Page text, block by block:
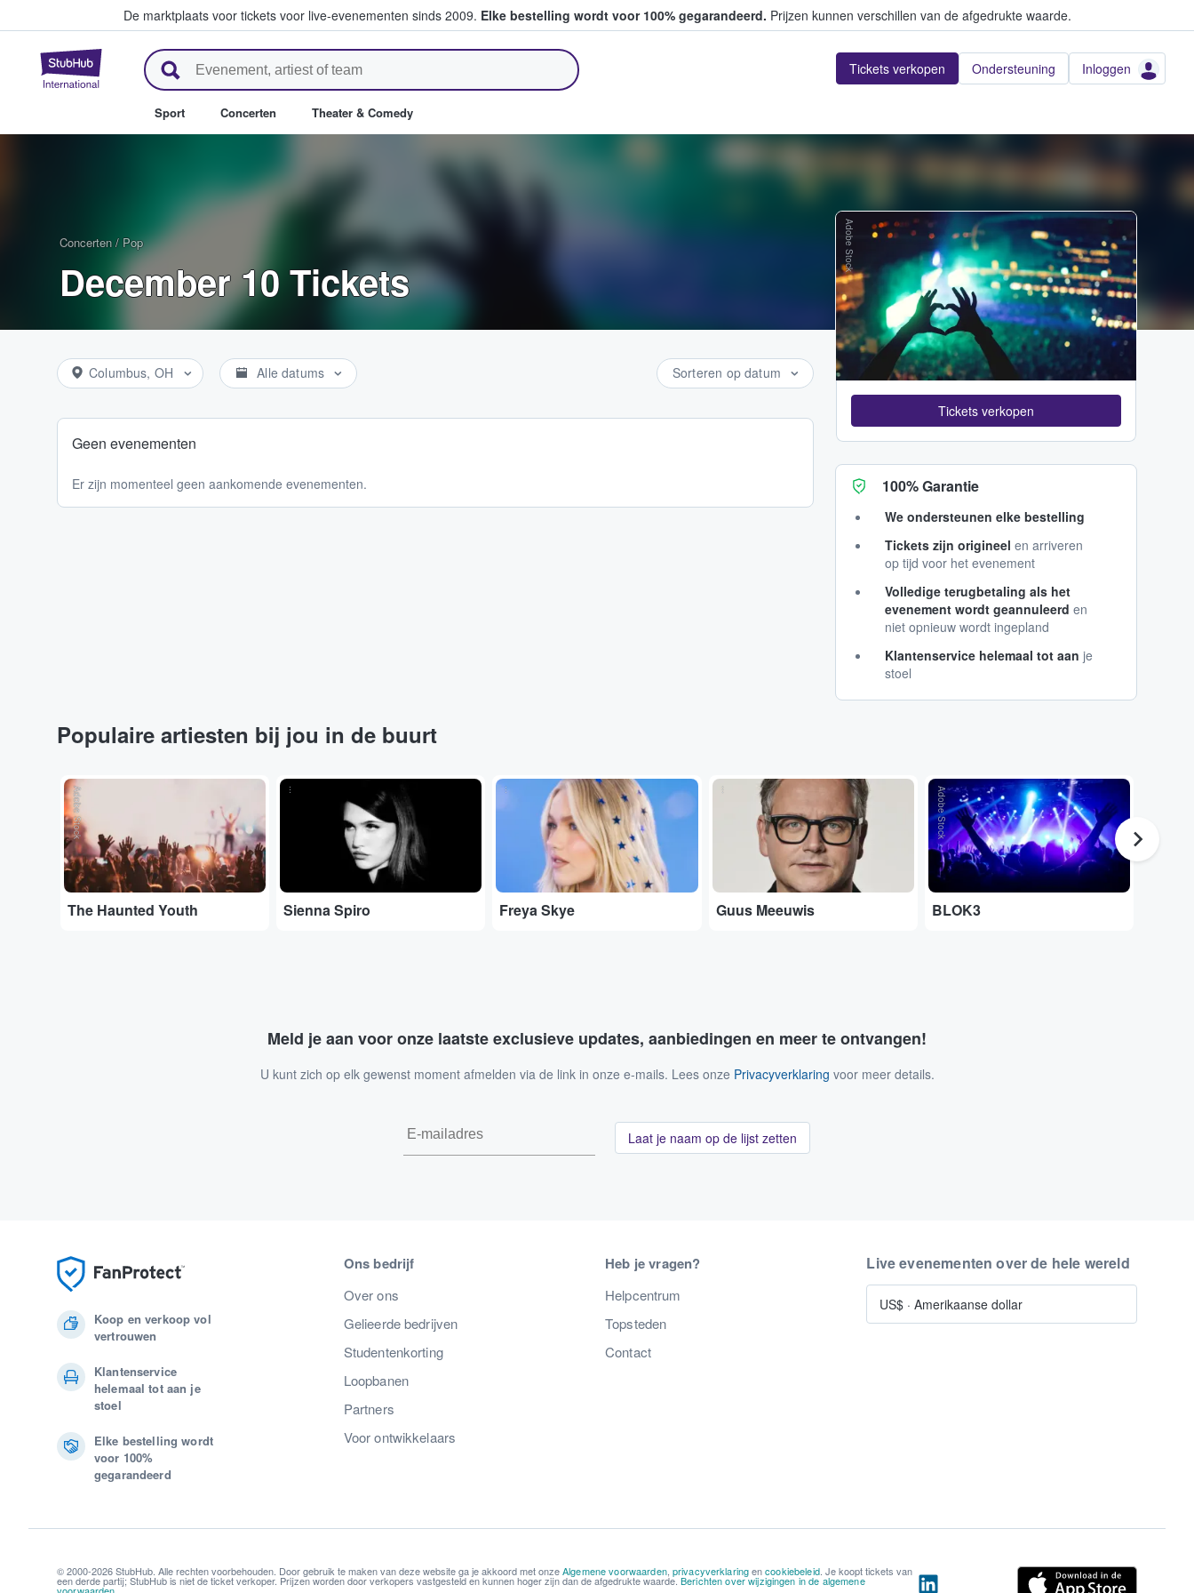
De marktplaats voor tickets voor live-evenementen sinds 2009. Elke bestelling wordt voor 100% gegarandeerd. Prijzen kunnen verschillen van de afgedrukte waarde.
StubHub: waar fans tickets kopen en verkopen Tickets verkopen Ondersteuning Inloggen
Sport Concerten Theater & Comedy
Concerten / Pop
December 10 Tickets
Columbus, OH Alle datums Sorteren op datum
Geen evenementen
Er zijn momenteel geen aankomende evenementen.
Adobe Stock
Tickets verkopen
100% Garantie
We ondersteunen elke bestelling
Tickets zijn origineel en arriveren
op tijd voor het evenement
Volledige terugbetaling als het
evenement wordt geannuleerd en
niet opnieuw wordt ingepland
Klantenservice helemaal tot aan je
stoel
Populaire artiesten bij jou in de buurt
Adobe Stock
The Haunted Youth
...
Sienna Spiro
...
Freya Skye
...
Guus Meeuwis
Adobe Stock
BLOK3
Meld je aan voor onze laatste exclusieve updates, aanbiedingen en meer te ontvangen!
U kunt zich op elk gewenst moment afmelden via de link in onze e-mails. Lees onze Privacyverklaring voor meer details.
Laat je naam op de lijst zetten
Koop en verkoop vol
vertrouwen
Klantenservice
helemaal tot aan je
stoel
Elke bestelling wordt
voor 100%
gegarandeerd
Ons bedrijf
Over ons
Gelieerde bedrijven
Studentenkorting
Loopbanen
Partners
Voor ontwikkelaars
Heb je vragen?
Helpcentrum
Topsteden
Contact
Live evenementen over de hele wereld
US$ ·Amerikaanse dollar
© 2000-2026 StubHub. Alle rechten voorbehouden. Door gebruik te maken van deze website ga je akkoord met onzeAlgemene voorwaarden, privacyverklaringencookiebeleid. Je koopt tickets van
een derde partij; StubHub is niet de ticket verkoper. Prijzen worden door verkopers vastgesteld en kunnen hoger zijn dan de afgedrukte waarde. Berichten over wijzigingen in de algemene
voorwaarden